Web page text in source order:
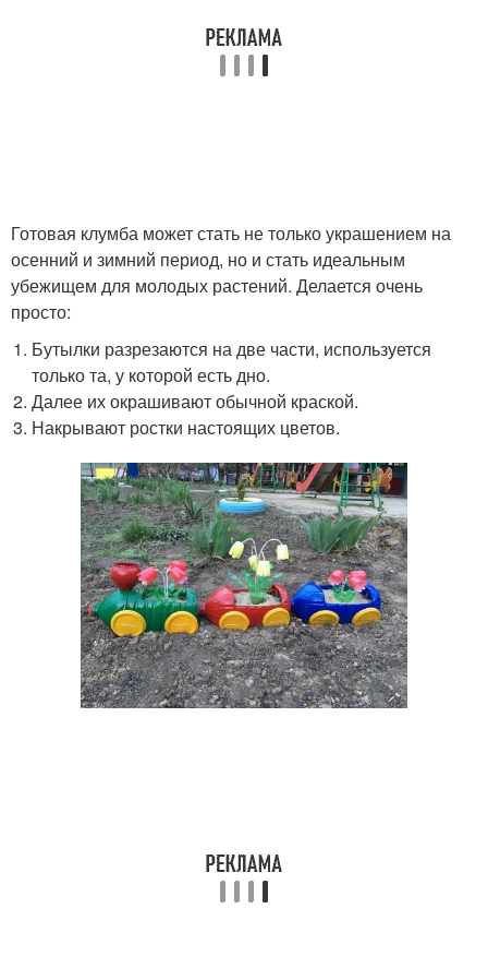
Готовая клумба может стать не только украшением на
осенний и зимний период, но и стать идеальным
убежищем для молодых растений. Делается очень
просто:
Бутылки разрезаются на две части, используется
только та, у которой есть дно.
Далее их окрашивают обычной краской.
Накрывают ростки настоящих цветов.